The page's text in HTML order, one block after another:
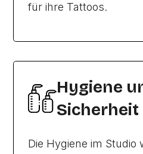
für ihre Tattoos.
Hygiene
Sicherheit
Die Hygiene im Studio